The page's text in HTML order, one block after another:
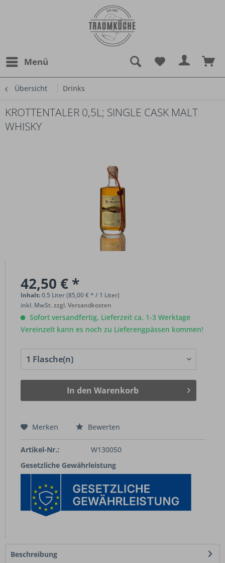
Menü
Übersicht Drinks
KROTTENTALER 0,5L; SINGLE CASK MALT
WHISKY
42,50 € *
Inhalt:0.5 Liter (85,00 € * / 1 Liter)
inkl. MwSt.zzgl. Versandkosten
Sofort versandfertig, Lieferzeit ca. 1-3 Werktage
Vereinzelt kann es noch zu Lieferengpässen kommen!
In den Warenkorb
Merken Bewerten
Artikel-Nr.:
W130050
Gesetzliche Gewährleistung
Beschreibung